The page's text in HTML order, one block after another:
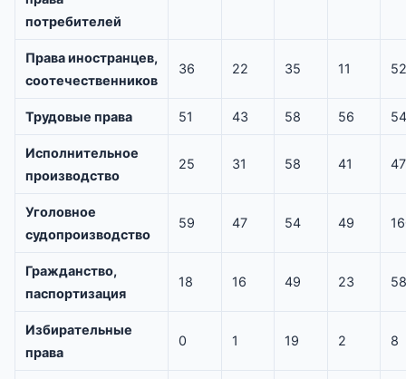
потребителей
Права иностранцев,
соотечественников
36 22 35 11 52
Трудовые права 51 43 58 56 54
Исполнительное
производство
25 31 58 41 47
Уголовное
судопроизводство
59 47 54 49
Гражданство,
паспортизация
18 16 49 23 58
Избирательные
права
0 1 19 2 8